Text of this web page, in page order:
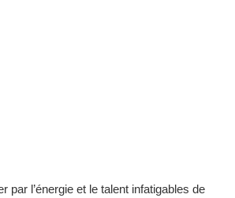
par l’énergie et le talent infatigables de